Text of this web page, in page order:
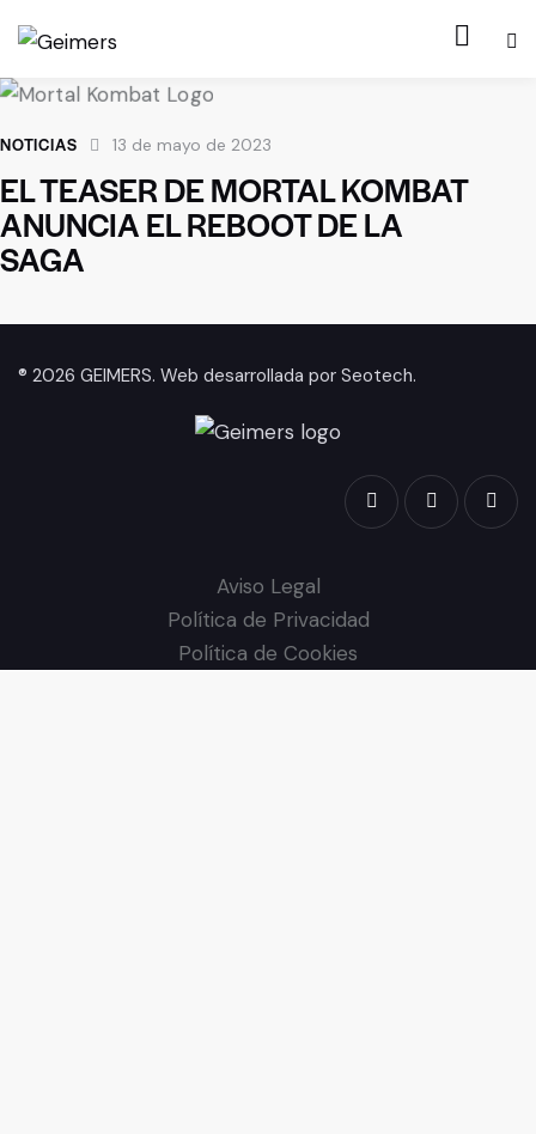
NOTICIAS 13 de mayo de 2023
EL TEASER DE MORTAL KOMBAT
ANUNCIA EL REBOOT DE LA
SAGA
® 2026 GEIMERS. Web desarrollada por Seotech.
Aviso Legal
Política de Privacidad
Política de Cookies